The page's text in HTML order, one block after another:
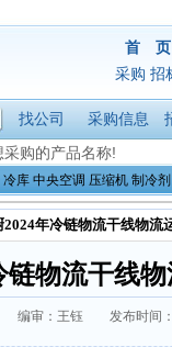
首 页
采购 招
找公司 采购信息
冷库 中央空调 压缩机 制冷剂
2024年冷链物流干线物流
链物流干线
编审：王钰 发布时间：